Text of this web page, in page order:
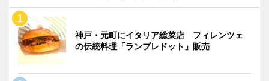
神戸・元町にイタリア総菜店 フィレンツェ
の伝統料理「ランプレドット」販売